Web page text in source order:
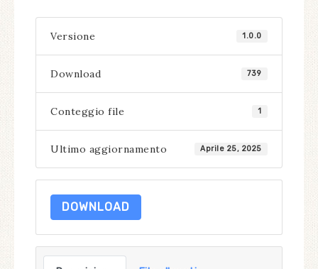
Versione 1.0.0
Download 739
Conteggio file 1
Ultimo aggiornamento Aprile 25, 2025
DOWNLOAD